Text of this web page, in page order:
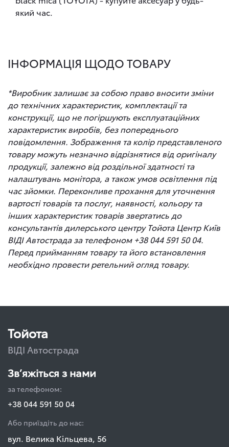
який час.
ІНФОРМАЦІЯ ЩОДО ТОВАРУ
*Виробник залишає за собою право вносити зміни
до технічних характеристик, комплектації та
конструкції, що не погіршують експлуатаційних
характеристик виробів, без попереднього
повідомлення. Зображення та колір представленого
товару можуть незначно відрізнятися від оригіналу
продукції, залежно від роздільної здатності та
налаштувань монітора, а також умов освітлення під
час зйомки. Переконливе прохання для уточнення
вартості товарів та послуг, наявності, кольору та
інших характеристик товарів звертатись до
консультантів дилерського центру Тойота Центр Київ
ВІДІ Автострада за телефоном +38 044 591 50 04.
Перед прийманням товару та його встановлення
необхідно провести ретельний огляд товару.
Тойота
ВІДІ Автострада
Зв’яжіться з нами
за телефоном:
+38 044 591 50 04
Або приїздіть до нас:
вул. Велика Кільцева, 56